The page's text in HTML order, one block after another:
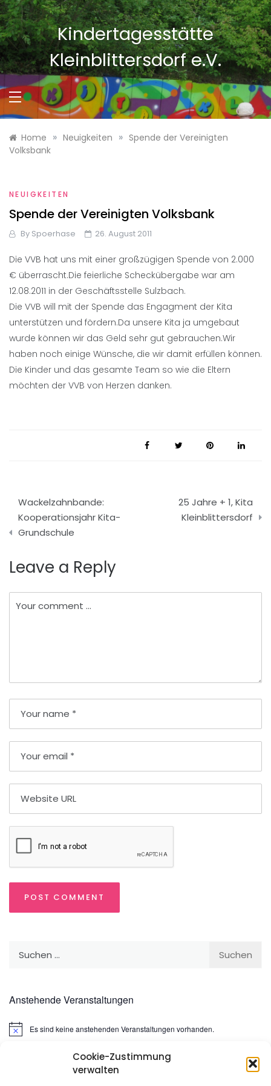
Cookie-Zustimmung
verwalten
Skip
to
content
Kindertagesstätte
Kleinblittersdorf e.V.
Home » Neuigkeiten » Spende der Vereinigten
Volksbank
NEUIGKEITEN
Spende der Vereinigten Volksbank
By Spoerhase 26. August 2011
Die VVB hat uns mit einer großzügigen Spende von 2.000
€ überrascht.Die feierliche Scheckübergabe war am
12.08.2011 in der Geschäftsstelle Sulzbach.
Die VVB will mit der Spende das Engagment der Kita
unterstützen und fördern.Da unsere Kita ja umgebaut
wurde können wir das Geld sehr gut gebrauchen.Wir
haben noch einige Wünsche, die wir damit erfüllen können.
Die Kinder und das gesamte Team so wie die Eltern
möchten der VVB von Herzen danken.
Beitragsnavigation
Wackelzahnbande:
Kooperationsjahr Kita-
Grundschule
25 Jahre + 1, Kita
Kleinblittersdorf
Leave a Reply
Anstehende Veranstaltungen
HinweisEs sind keine anstehenden Veranstaltungen vorhanden.